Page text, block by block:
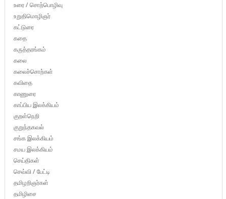
உரை / சொற்பொழிவு
உறுதிமொழிஞர்
கட்டுரை
கதை
கருத்தரங்கம்
கலை
கலைச்சொற்கள்
கவிதை
காணுரை
காப்பிய இலக்கியம்
குறள்நெறி
குறுந்தகவல்
சங்க இலக்கியம்
சமய இலக்கியம்
செய்திகள்
செவ்வி / பேட்டி
தமிழறிஞர்கள்
தமிழிசை